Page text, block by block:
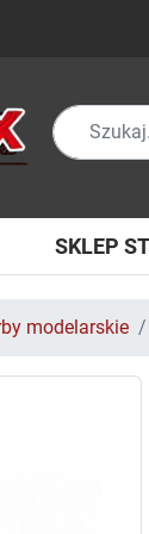
SKLEP
modelarskie